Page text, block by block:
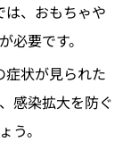
は、おもちゃや
必要です。
症状が見られた
感染拡大を防ぐ
う。